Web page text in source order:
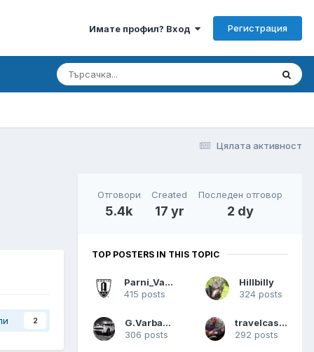
Имате профил? Вход Регистрация
Цялата активност
2
Отговори
5.4k
Created
17 yr
Последен отговор
2 dy
TOP POSTERS IN THIS TOPIC
Parni_Valjak
415 posts
Hillbilly
324 posts
G.Varbanov
306 posts
travelcaster2
292 posts